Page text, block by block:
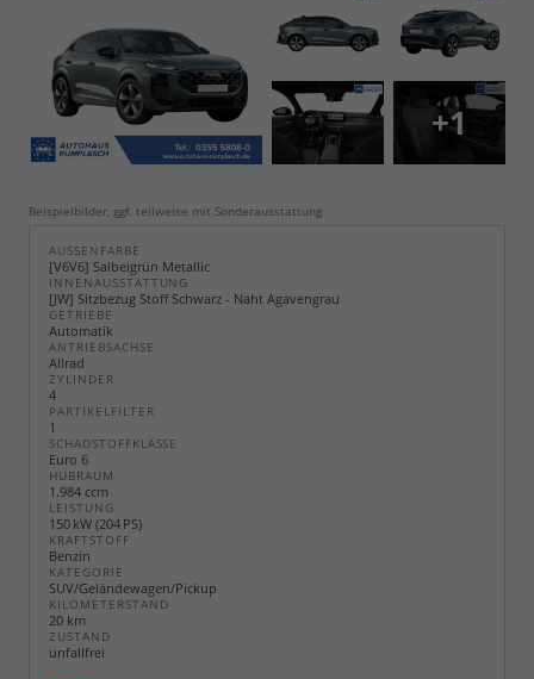
+1
Beispielbilder, ggf. teilweise mit Sonderausstattung
AUSSENFARBE
[V6V6] Salbeigrün Metallic
INNENAUSSTATTUNG
[JW] Sitzbezug Stoff Schwarz - Naht Agavengrau
GETRIEBE
Automatik
ANTRIEBSACHSE
Allrad
ZYLINDER
4
PARTIKELFILTER
1
SCHADSTOFFKLASSE
Euro 6
HUBRAUM
1.984 ccm
LEISTUNG
150 kW (204 PS)
KRAFTSTOFF
Benzin
KATEGORIE
SUV/Geländewagen/Pickup
KILOMETERSTAND
20 km
ZUSTAND
unfallfrei